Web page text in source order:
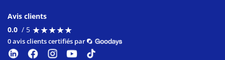
Avis clients
0.0 / 5 ★★★★★
★★★★★
0 avis clients certifiés par